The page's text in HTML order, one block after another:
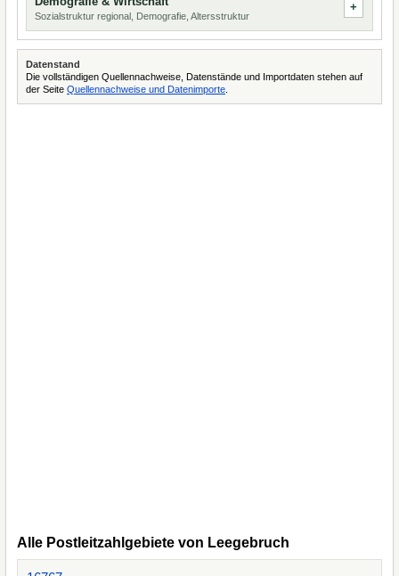
Sozialstruktur regional, Demografie, Altersstruktur
Datenstand
Die vollständigen Quellennachweise, Datenstände und Importdaten stehen auf
der Seite Quellennachweise und Datenimporte
Alle Postleitzahlgebiete von Leegebruch